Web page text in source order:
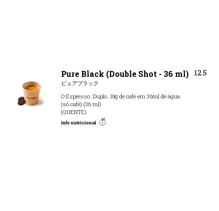
Pure Black (Double Shot - 36 ml)
ピュアブラック
O Espresso. Duplo. 18g de café em 36ml de água.
(só café) (36 ml)
(QUENTE)
info nutricional
12.5